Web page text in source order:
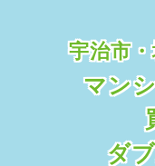
宇治市
マン
ダ